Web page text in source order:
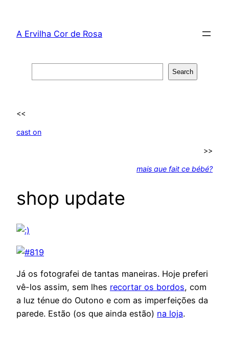
content
A Ervilha Cor de Rosa
Search
<<
cast on
>>
mais que fait ce bébé?
shop update
Já os fotografei de tantas maneiras. Hoje preferi
vê-los assim, sem lhes recortar os bordos, com
a luz ténue do Outono e com as imperfeições da
parede. Estão (os que ainda estão) na loja.